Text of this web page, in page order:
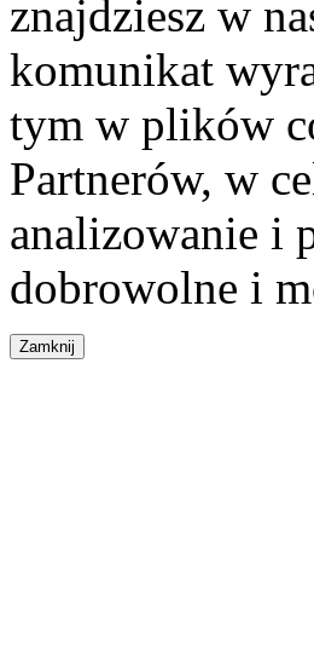
znajdziesz w
komunikat
tym w plików
Partnerów, w
analizowanie i
dobrowolne i